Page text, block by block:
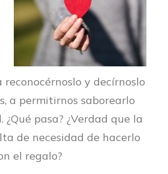
reconocérnoslo y decírnoslo
a permitirnos saborearlo
pasa? ¿Verdad que la
de necesidad de hacerlo
el regalo?